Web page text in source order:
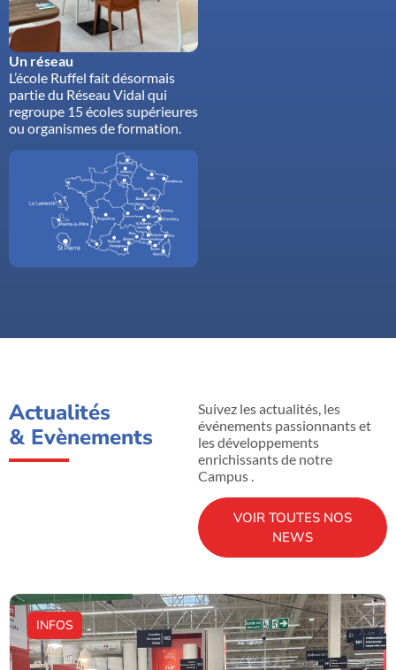
Un réseau
L’école Ruffel fait désormais
partie du Réseau Vidal qui
regroupe 15 écoles supérieures
ou organismes de formation.
Actualités
& Evènements
Suivez les actualités, les
événements passionnants et
les développements
enrichissants de notre
Campus .
VOIR TOUTES NOS
NEWS
INFOS